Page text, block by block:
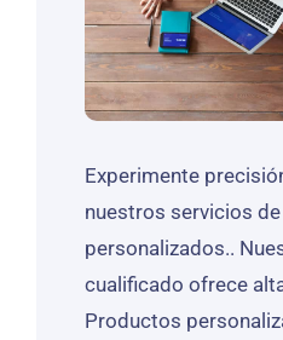
Experimente
nuestros servicios
personalizados..
cualificado ofrece
Productos